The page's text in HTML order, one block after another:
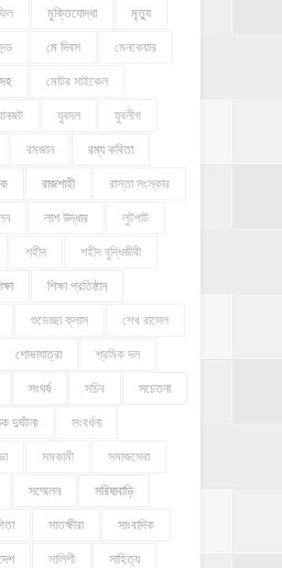
মুক্তিযোদ্ধা মৃত্যু
মে দিবস মেনকেয়ার
মোটর সাইকেল
যুবদল যুবলীগ
রমজান রম্য কবিতা
রাজশাহী রাস্তা সংস্কার
লাশ উদ্ধার লুটপাট
শহীদ শহীদ বুদ্ধিজীবী
শিক্ষা প্রতিষ্ঠান
শুভেচ্ছা ক্লাস শেখ রাসেল
শোভাযাত্রা শ্রমিক দল
সংঘর্ষ সচিব সচেতনা
দুর্ঘটনা সংবর্ধনা
সমকামী সমাজসেবা
সম্মেলন সরিষাবাড়ি
সাতক্ষীরা সাংবাদিক
সালিশী সাহিত্য